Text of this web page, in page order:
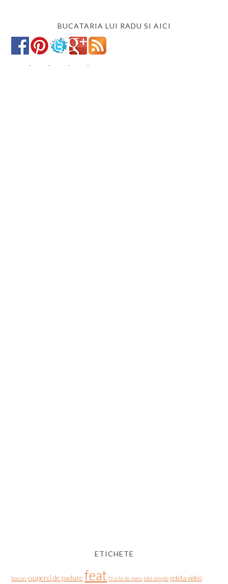
BUCATARIA LUI RADU SI AICI
ETICHETE
bacon ciuperci de padure feat fructe de mare idei simple reteta video